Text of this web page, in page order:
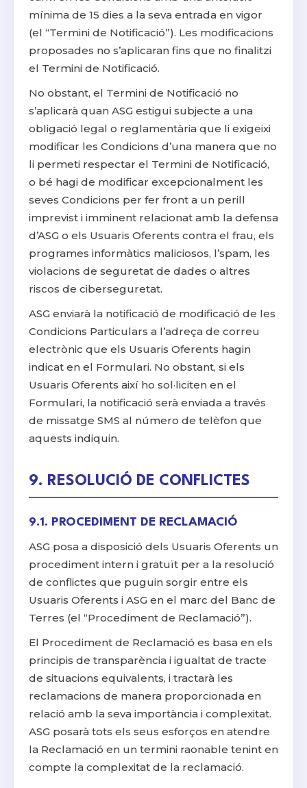
mínima de 15 dies a la seva entrada en vigor
(el “Termini de Notificació”). Les modificacions
proposades no s’aplicaran fins que no finalitzi
el Termini de Notificació.
No obstant, el Termini de Notificació no
s’aplicarà quan ASG estigui subjecte a una
obligació legal o reglamentària que li exigeixi
modificar les Condicions d’una manera que no
li permeti respectar el Termini de Notificació,
o bé hagi de modificar excepcionalment les
seves Condicions per fer front a un perill
imprevist i imminent relacionat amb la defensa
d’ASG o els Usuaris Oferents contra el frau, els
programes informàtics maliciosos, l’spam, les
violacions de seguretat de dades o altres
riscos de ciberseguretat.
ASG enviarà la notificació de modificació de les
Condicions Particulars a l’adreça de correu
electrònic que els Usuaris Oferents hagin
indicat en el Formulari. No obstant, si els
Usuaris Oferents així ho sol·liciten en el
Formulari, la notificació serà enviada a través
de missatge SMS al número de telèfon que
aquests indiquin.
9. RESOLUCIÓ DE CONFLICTES
9.1. PROCEDIMENT DE RECLAMACIÓ
ASG posa a disposició dels Usuaris Oferents un
procediment intern i gratuït per a la resolució
de conflictes que puguin sorgir entre els
Usuaris Oferents i ASG en el marc del Banc de
Terres (el “Procediment de Reclamació”).
El Procediment de Reclamació es basa en els
principis de transparència i igualtat de tracte
de situacions equivalents, i tractarà les
reclamacions de manera proporcionada en
relació amb la seva importància i complexitat.
ASG posarà tots els seus esforços en atendre
la Reclamació en un termini raonable tenint en
compte la complexitat de la reclamació.